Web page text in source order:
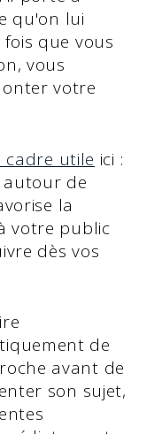
qu'on lui
que vous
vous
votre
cadre utile ici :
de
la
votre public
dès vos
de
avant de
son sujet,